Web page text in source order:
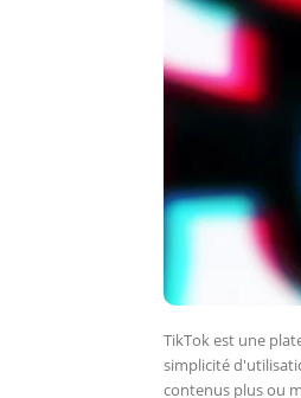
TikTok est une
simplicité
contenus plus ou